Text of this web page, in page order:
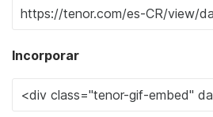
Incorporar